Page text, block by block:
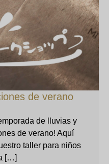
de verano
de lluvias y
de verano! Aquí
taller para niños
[…]